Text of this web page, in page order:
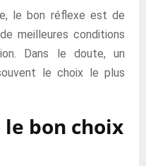
le bon réflexe est de
meilleures conditions
Dans le doute, un
le choix le plus
bon choix